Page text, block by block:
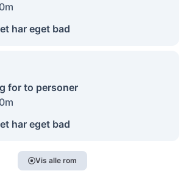
har eget bad
for to personer
har eget bad
Vis alle rom